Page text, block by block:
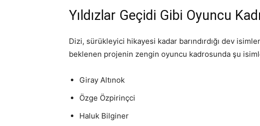
Yıldızlar Geçidi Gibi Oyuncu
Dizi, sürükleyici hikayesi kadar barındırdığı dev
beklenen projenin zengin oyuncu kadrosunda şu
Giray Altınok
Özge Özpirinçci
Haluk Bilginer